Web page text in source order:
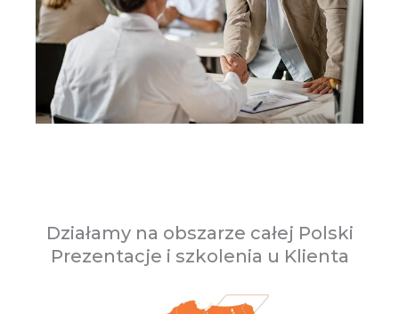
Działamy na obszarze całej Polski
Prezentacje i szkolenia u Klienta